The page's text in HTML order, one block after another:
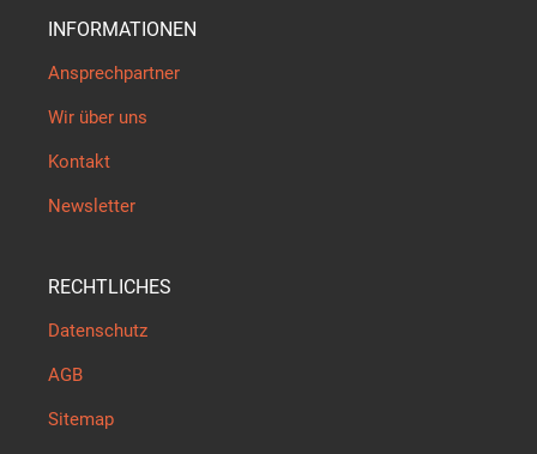
INFORMATIONEN
Ansprechpartner
Wir über uns
Kontakt
Newsletter
RECHTLICHES
Datenschutz
AGB
Sitemap